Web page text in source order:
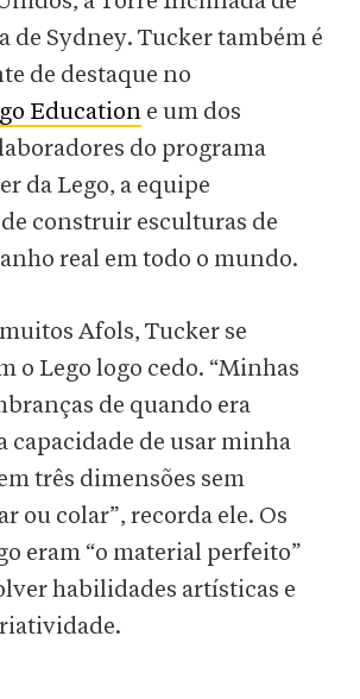
de Sydney. Tucker também é
de destaque no
Education e um dos
do programa
da Lego, a equipe
construir esculturas de
real em todo o mundo.
Afols, Tucker se
o Lego logo cedo. “Minhas
de quando era
capacidade de usar minha
três dimensões sem
ou colar”, recorda ele. Os
eram “o material perfeito”
habilidades artísticas e